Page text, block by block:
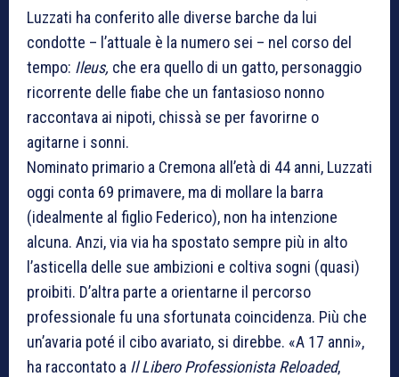
Luzzati ha conferito alle diverse barche da lui
condotte – l’attuale è la numero sei – nel corso del
tempo: Ileus, che era quello di un gatto, personaggio
ricorrente delle fiabe che un fantasioso nonno
raccontava ai nipoti, chissà se per favorirne o
agitarne i sonni.
Nominato primario a Cremona all’età di 44 anni, Luzzati
oggi conta 69 primavere, ma di mollare la barra
(idealmente al figlio Federico), non ha intenzione
alcuna. Anzi, via via ha spostato sempre più in alto
l’asticella delle sue ambizioni e coltiva sogni (quasi)
proibiti. D’altra parte a orientarne il percorso
professionale fu una sfortunata coincidenza. Più che
un’avaria poté il cibo avariato, si direbbe. «A 17 anni»,
ha raccontato a Il Libero Professionista Reloaded,